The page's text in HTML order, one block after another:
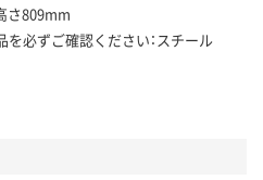
さ809mm
必ずご確認ください：スチール